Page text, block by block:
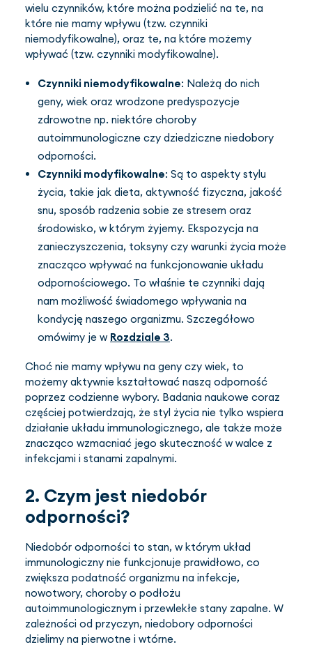
wielu czynników, które można podzielić na te, na
które nie mamy wpływu (tzw. czynniki
niemodyfikowalne), oraz te, na które możemy
wpływać (tzw. czynniki modyfikowalne).
Czynniki niemodyfikowalne: Należą do nich
geny, wiek oraz wrodzone predyspozycje
zdrowotne np. niektóre choroby
autoimmunologiczne czy dziedziczne niedobory
odporności.
Czynniki modyfikowalne: Są to aspekty stylu
życia, takie jak dieta, aktywność fizyczna, jakość
snu, sposób radzenia sobie ze stresem oraz
środowisko, w którym żyjemy. Ekspozycja na
zanieczyszczenia, toksyny czy warunki życia może
znacząco wpływać na funkcjonowanie układu
odpornościowego. To właśnie te czynniki dają
nam możliwość świadomego wpływania na
kondycję naszego organizmu. Szczegółowo
omówimy je w Rozdziale 3.
Choć nie mamy wpływu na geny czy wiek, to
możemy aktywnie kształtować naszą odporność
poprzez codzienne wybory. Badania naukowe coraz
częściej potwierdzają, że styl życia nie tylko wspiera
działanie układu immunologicznego, ale także może
znacząco wzmacniać jego skuteczność w walce z
infekcjami i stanami zapalnymi.
2. Czym jest niedobór
odporności?
Niedobór odporności to stan, w którym układ
immunologiczny nie funkcjonuje prawidłowo, co
zwiększa podatność organizmu na infekcje,
nowotwory, choroby o podłożu
autoimmunologicznym i przewlekłe stany zapalne. W
zależności od przyczyn, niedobory odporności
dzielimy na pierwotne i wtórne.